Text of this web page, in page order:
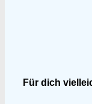
Für dich